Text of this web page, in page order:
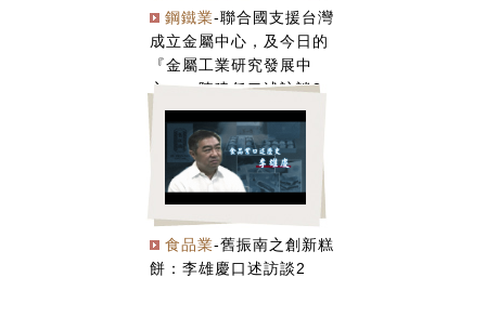
鋼鐵業-聯合國支援台灣
成立金屬中心，及今日的
『金屬工業研究發展中
心』：陳建任口述訪談2
食品業-舊振南之創新糕
餅：李雄慶口述訪談2